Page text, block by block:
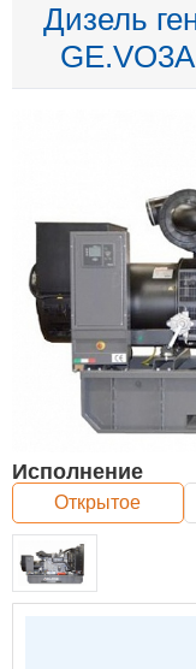
Дизель
Исполнение
Открытое